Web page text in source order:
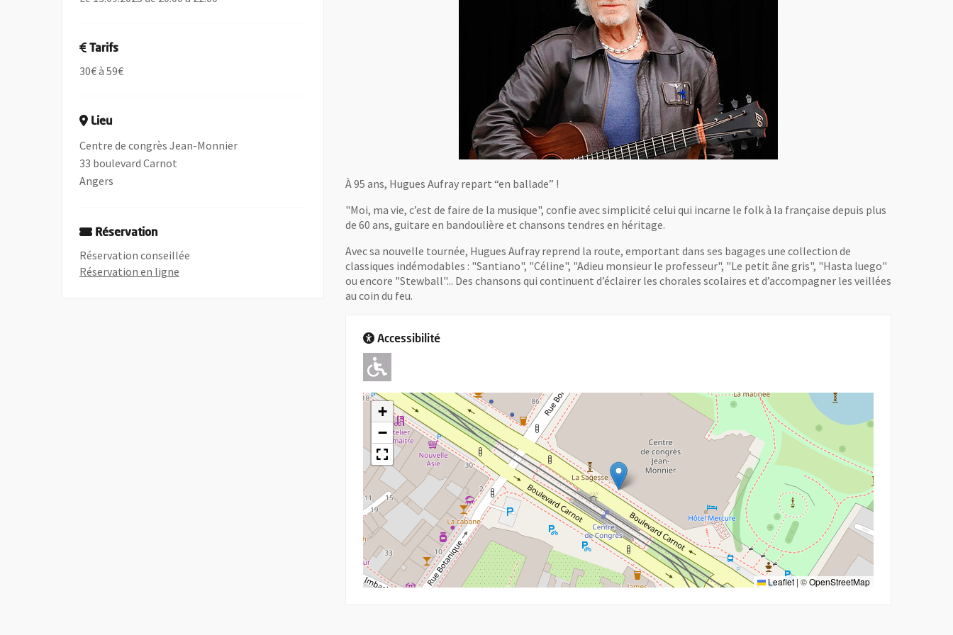
À 95 ans, Hugues Aufray repart “en ballade” !
"Moi, ma vie, c’est de faire de la musique", confie avec simplicité celui qui incarne le folk à la française depuis plus
de 60 ans, guitare en bandoulière et chansons tendres en héritage.
Avec sa nouvelle tournée, Hugues Aufray reprend la route, emportant dans ses bagages une collection de
classiques indémodables : "Santiano", "Céline", "Adieu monsieur le professeur", "Le petit âne gris", "Hasta luego"
ou encore "Stewball"... Des chansons qui continuent d’éclairer les chorales scolaires et d’accompagner les veillées
au coin du feu.
Accessibilité
Adapté pour l'handicap Moteur
+
−
Leaflet | ©OpenStreetMap
Tarifs
30€ à 59€
Lieu
Centre de congrès Jean-Monnier
33 boulevard Carnot
Angers
Réservation
Réservation conseillée
Réservation en ligne